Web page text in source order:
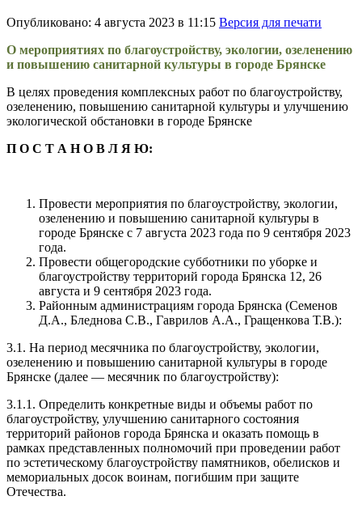
Опубликовано: 4 августа 2023 в 11:15 Версия для печати
О мероприятиях по благоустройству, экологии, озеленению
и повышению санитарной культуры в городе Брянске
В целях проведения комплексных работ по благоустройству,
озеленению, повышению санитарной культуры и улучшению
экологической обстановки в городе Брянске
П О С Т А Н О В Л Я Ю:
Провести мероприятия по благоустройству, экологии,
озеленению и повышению санитарной культуры в
городе Брянске с 7 августа 2023 года по 9 сентября 2023
года.
Провести общегородские субботники по уборке и
благоустройству территорий города Брянска 12, 26
августа и 9 сентября 2023 года.
Районным администрациям города Брянска (Семенов
Д.А., Бледнова С.В., Гаврилов А.А., Гращенкова Т.В.):
3.1. На период месячника по благоустройству, экологии,
озеленению и повышению санитарной культуры в городе
Брянске (далее — месячник по благоустройству):
3.1.1. Определить конкретные виды и объемы работ по
благоустройству, улучшению санитарного состояния
территорий районов города Брянска и оказать помощь в
рамках представленных полномочий при проведении работ
по эстетическому благоустройству памятников, обелисков и
мемориальных досок воинам, погибшим при защите
Отечества.